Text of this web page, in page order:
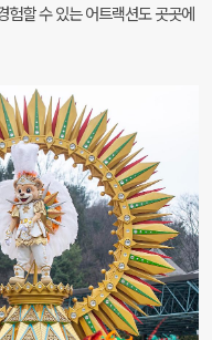
험할 수 있는 어트랙션도 곳곳에